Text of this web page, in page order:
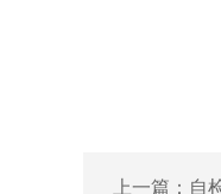
上一篇： 自